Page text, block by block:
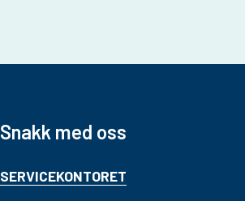
Snakk med oss
SERVICEKONTORET